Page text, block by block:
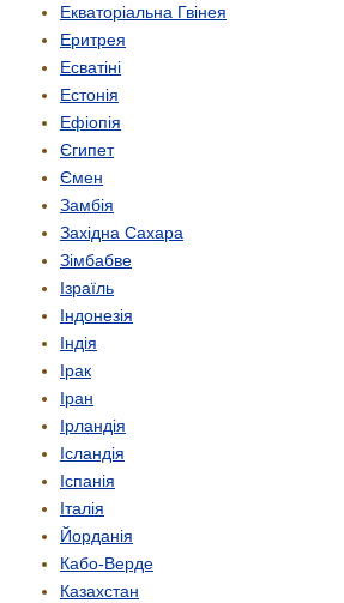
Екваторіальна Гвінея
Еритрея
Есватіні
Естонія
Ефіопія
Єгипет
Ємен
Замбія
Західна Сахара
Зімбабве
Ізраїль
Індонезія
Індія
Ірак
Іран
Ірландія
Ісландія
Іспанія
Італія
Йорданія
Кабо-Верде
Казахстан